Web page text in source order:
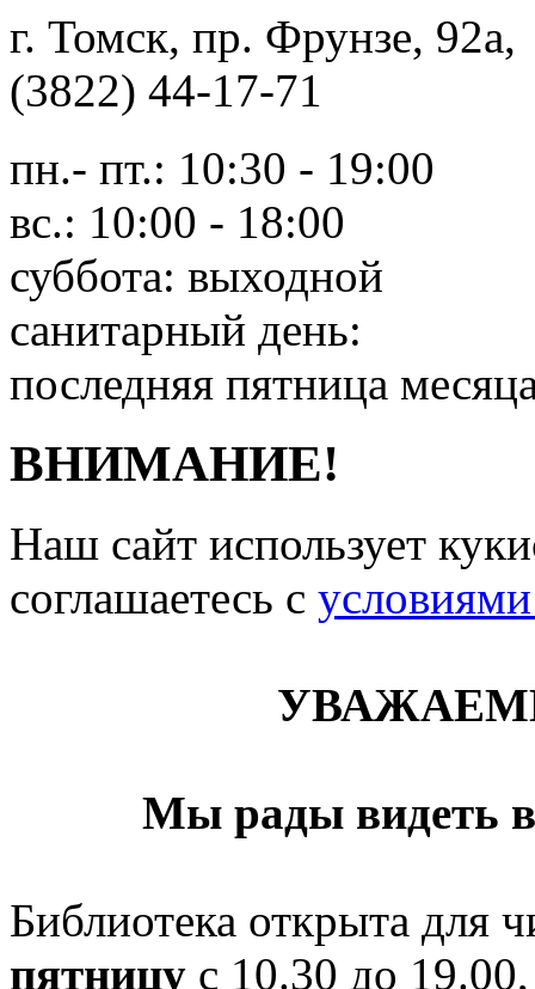
г. Томск, пр. Фрунзе,
(3822) 44-17-71
пн.- пт.: 10:30 - 19:00
вс.: 10:00 - 18:00
суббота: выходной
санитарный день:
последняя пятница
ВНИМАНИЕ!
Наш сайт использует
соглашаетесь c
Мы рады видеть
Библиотека открыта для
пятницу с 10.30 до